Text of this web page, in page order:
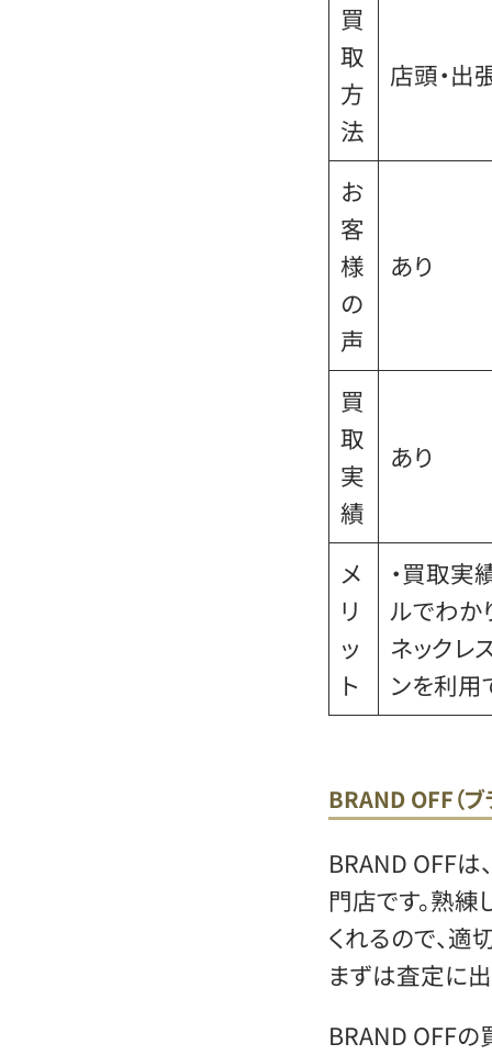
買
取
方
法
店頭・出
お
客
様
の
声
あり
買
取
実
績
あり
メ
リ
ッ
ト
・買取実
ルでわか
ネックレ
ンを利用
BRAND OFF（ブ
BRAND OFFは
門店です。熟練
くれるので、
まずは査定に出
BRAND OFFの